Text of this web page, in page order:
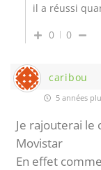
il a réussi
0
0
caribou
5 années
Je rajouterai le
Movistar
En effet